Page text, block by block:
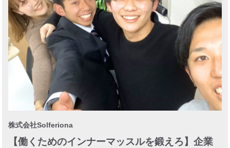
株式会社Solferiona
【働くためのインナーマッスルを鍛えろ】企業